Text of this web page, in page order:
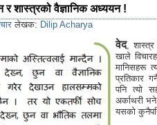
र शास्त्रको वैज्ञानिक अध्ययन !
लेखक: Dilip Acharya
वेद, शास्त्र
खाले
मानिसहरू
प्रतिकार
पनि त्यो
अर्काथरी
यसको